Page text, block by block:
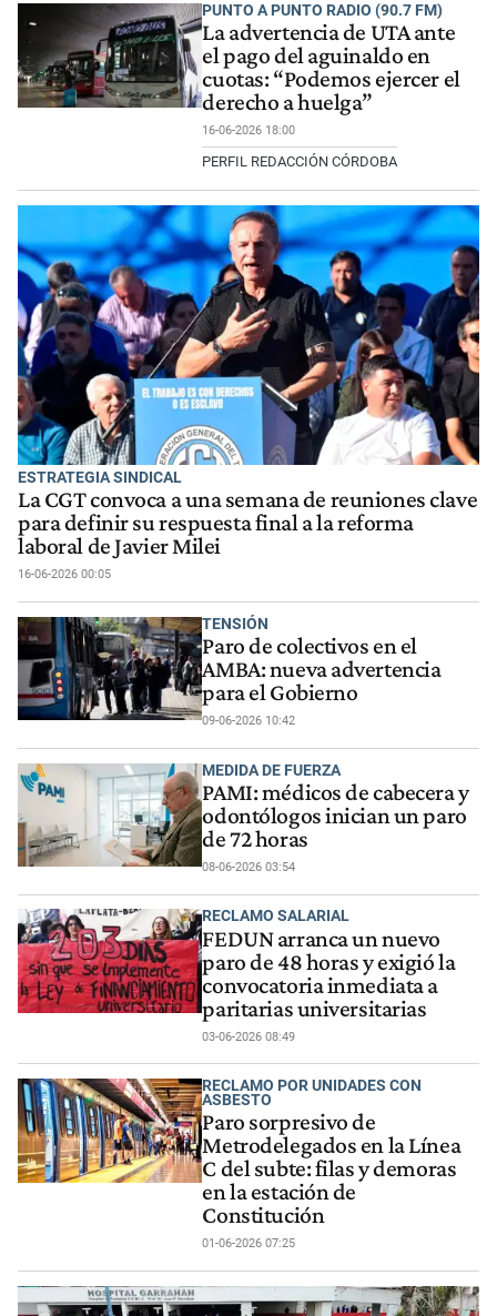
PUNTO A PUNTO RADIO (90.7 FM)
La advertencia de UTA ante
el pago del aguinaldo en
cuotas: “Podemos ejercer el
derecho a huelga”
16-06-2026 18:00
PERFIL REDACCIÓN CÓRDOBA
ESTRATEGIA SINDICAL
La CGT convoca a una semana de reuniones clave
para definir su respuesta final a la reforma
laboral de Javier Milei
16-06-2026 00:05
TENSIÓN
Paro de colectivos en el
AMBA: nueva advertencia
para el Gobierno
09-06-2026 10:42
MEDIDA DE FUERZA
PAMI: médicos de cabecera y
odontólogos inician un paro
de 72 horas
08-06-2026 03:54
RECLAMO SALARIAL
FEDUN arranca un nuevo
paro de 48 horas y exigió la
convocatoria inmediata a
paritarias universitarias
03-06-2026 08:49
RECLAMO POR UNIDADES CON
ASBESTO
Paro sorpresivo de
Metrodelegados en la Línea
C del subte: filas y demoras
en la estación de
Constitución
01-06-2026 07:25